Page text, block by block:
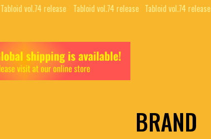
Tabloid vol.74 release⠀ Tabloid vol.74 release⠀ Tabloid vol.74 release⠀
BRAND